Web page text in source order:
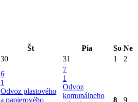
Št Pia So Ne
30 31 1 2
6
1
Odvoz plastového
a papierového
7
1
Odvoz
komunálneho
8 9